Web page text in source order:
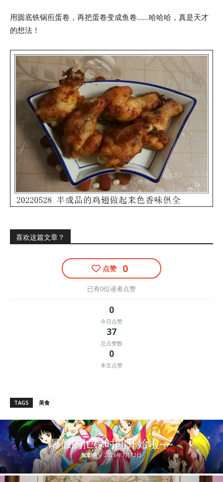
用圆底铁锅煎蛋卷，再把蛋卷变成鱼卷……哈哈哈，真是天才
的想法！
喜欢这篇文章？
点赞 0
已有0位读者点赞
0
今日点赞
37
总点赞数
0
本文点赞
TAGS 美食
暑假的忙碌时间开始啦~~
知影燕 - 2026年7月12日